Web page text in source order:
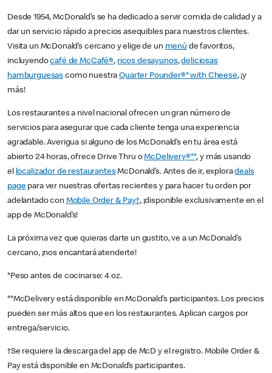
Desde 1954, McDonald’s se ha dedicado a servir comida de calidad y a
dar un servicio rápido a precios asequibles para nuestros clientes.
Visita un McDonald’s cercano y elige de un menú de favoritos,
incluyendocafé de McCafé®, ricos desayunos,deliciosas
hamburguesas como nuestraQuarter Pounder®* with Cheese, ¡y
más!
Los restaurantes a nivel nacional ofrecen un gran número de
servicios para asegurar que cada cliente tenga una experiencia
agradable. Averigua si alguno de los McDonald’s en tu área está
abierto 24 horas, ofrece Drive Thru oMcDelivery®**, y más usando
el localizador de restaurantesMcDonald’s. Antes de ir, exploradeals
pagepara ver nuestras ofertas recientes y para hacer tu orden por
adelantado con Mobile Order & Pay†, ¡disponible exclusivamente en el
app de McDonald’s!
La próxima vez que quieras darte un gustito, ve a un McDonald’s
cercano, ¡nos encantará atenderte!
*Peso antes de cocinarse: 4 oz.
**McDelivery está disponible en McDonald’s participantes. Los precios
pueden ser más altos que en los restaurantes. Aplican cargos por
entrega/servicio.
†Se requiere la descarga del app de McD y el registro. Mobile Order &
Pay está disponible en McDonald’s participantes.